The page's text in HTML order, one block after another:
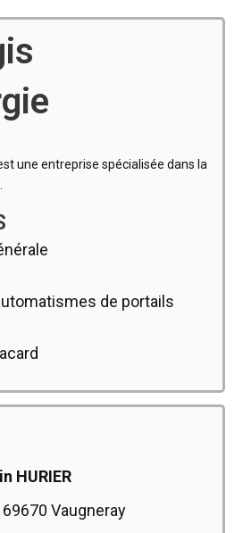
une entreprise spécialisée dans la
de portails
HURIER
Vaugneray